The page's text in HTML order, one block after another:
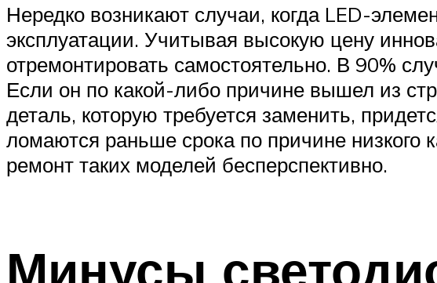
Нередко возникают случаи, когда LED-
эксплуатации. Учитывая высокую цену
отремонтировать самостоятельно. В 90%
Если он по какой-либо причине вышел из
деталь, которую требуется заменить,
ломаются раньше срока по причине низкого
ремонт таких моделей бесперспективно.
Минусы